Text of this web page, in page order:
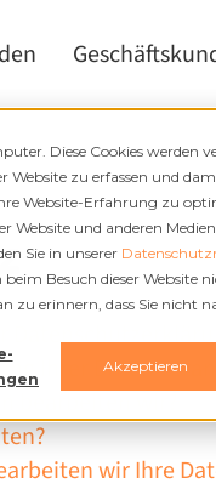
Diese Cookies werden
zu erfassen und
Website-Erfahrung zu
Website und anderen
Sie in unserer
Besuch dieser Website
zu erinnern, dass Sie nicht
Akzeptieren
Ihrer Daten
wir Ihre